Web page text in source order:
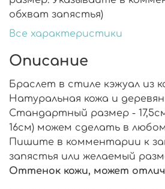
обхват запястья)
Все характеристики
Описание
Браслет в стиле кэжуал из
Натуральная кожа и
Стандартный размер -
16см) можем сделать в
Пишите в комментарии к
запястья или желаемый
Оттенок кожи, может